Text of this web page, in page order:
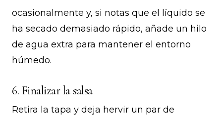
ocasionalmente y, si notas que el líquido se
ha secado demasiado rápido, añade un hilo
de agua extra para mantener el entorno
húmedo.
6. Finalizar la salsa
Retira la tapa y deja hervir un par de